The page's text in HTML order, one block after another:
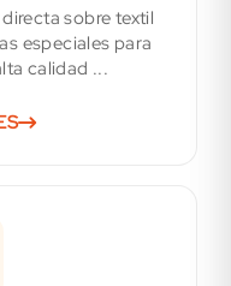
sobre textil
especiales para
calidad ...